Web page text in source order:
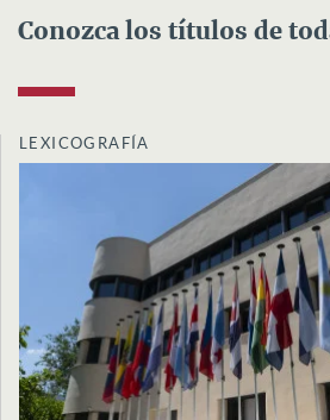
Conozca los títulos de
LEXICOGRAFÍA